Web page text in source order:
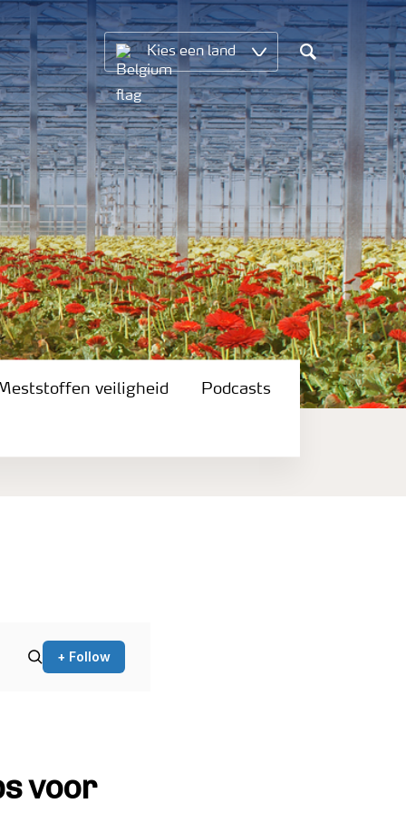
Kies een land
Search
veiligheid Podcasts